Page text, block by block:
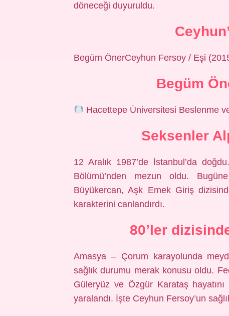
döneceği duyuruldu.
Begüm ÖnerCeyhun Fersoy / Eşi
Begüm
Hacettepe Üniversitesi Beslenme
Seksenler
12 Aralık 1987’de İstanbul’da
Bölümü’nden mezun oldu.
Büyükercan, Aşk Emek Giriş
karakterini canlandırdı.
80’ler
Amasya – Çorum karayolunda
sağlık durumu merak konusu oldu.
Güleryüz ve Özgür Karataş
yaralandı. İşte Ceyhun Fersoy’un